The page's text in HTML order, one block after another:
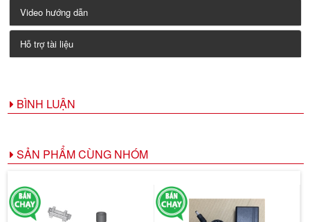
Video hướng dẫn
Hỗ trợ tài liệu
BÌNH LUẬN
SẢN PHẨM CÙNG NHÓM